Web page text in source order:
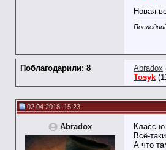
Новая
Поблагодарили: 8 Abradox
Tosyk
02.04.2018, 15:23
Abradox
Всё-
А что